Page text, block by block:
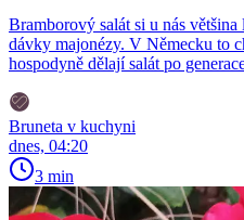
Bramborový salát si u nás
dávky majonézy. V Německu to
hospodyně dělají salát po
Bruneta v kuchyni
dnes, 04:20
3 min